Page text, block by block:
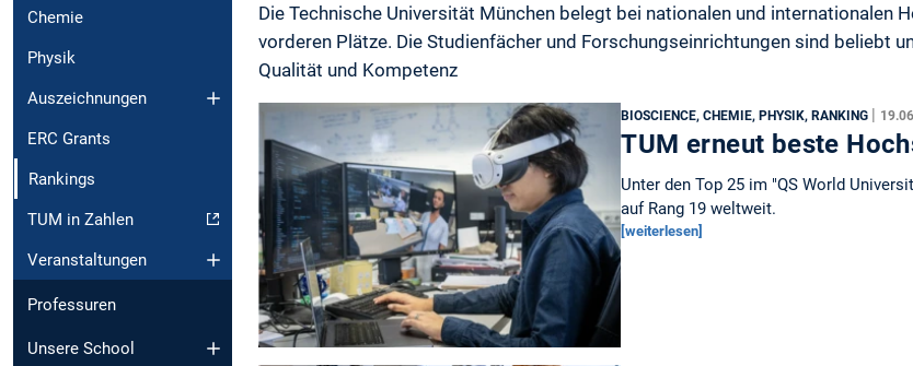
Chemie
Physik
Auszeichnungen
ERC Grants
Rankings
TUM in Zahlen
Veranstaltungen
Professuren
Unsere School
Die Technische Universität München belegt bei nationalen und internationalen
vorderen Plätze. Die Studienfächer und Forschungseinrichtungen sind beliebt
Qualität und Kompetenz
BIOSCIENCE, CHEMIE, PHYSIK, RANKING |
TUM erneut beste
Unter den Top 25 im "QS World
auf Rang 19 weltweit.
[weiterlesen]